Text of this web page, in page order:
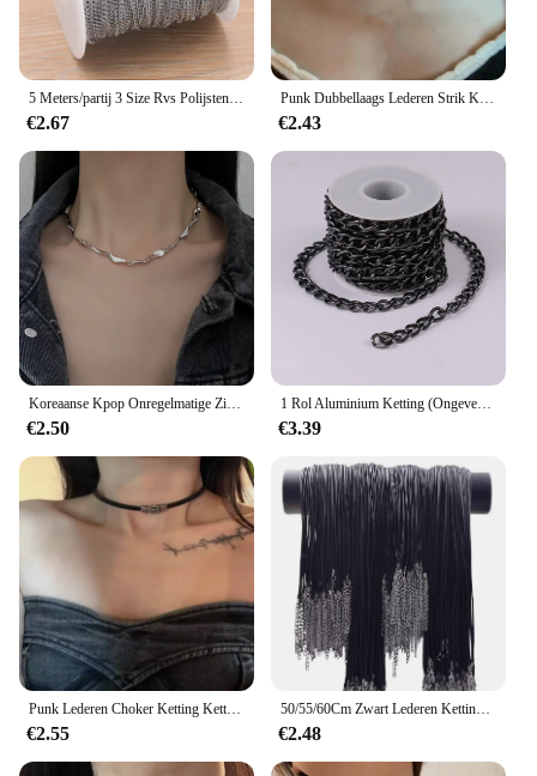
5 Meters/partij 3 Size Rvs Polijsten Ketting Staart Kettingen Voor Diy Sieraden Bevindingen Maken Materialen Handgemaakte Supplies
€2.67
Punk Dubbellaags Lederen Strik Ketting Voor Vrouwen Spice Meisjes Chokers Decoratie Kraag Unieke Y 2K Gepersonaliseerde Mode Sieraden
€2.43
Koreaanse Kpop Onregelmatige Zirkoon Ketting Voor Vrouwen Punk Grunge Geometrische Korte Choker Sleutelbeen Ketting Kettingen Egirl Sieraden
€2.50
1 Rol Aluminium Ketting (Ongeveer 5 Meter) Geschikt Voor Het Maken Van Sieraden, Kettingen, Tassen
€3.39
Punk Lederen Choker Ketting Ketting Voor Vrouwen Hip Hop Riem Kettingen Armband 2021 Vrouwelijke Meisjes Feest Sieraden Cadeau
€2.55
50/55/60Cm Zwart Lederen Ketting Ketting 10/20/30 Stks/partij Legering Verlengde Kettingen Wax Diy Kettingen Voor Vrouwen Mannen Kreeft Sluiting
€2.48